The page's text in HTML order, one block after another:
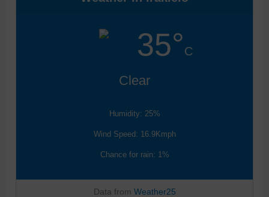
35°C
Clear
Humidity: 25%
Wind Speed: 16.9Kmph
Chance for rain: 1%
Data from Weather25